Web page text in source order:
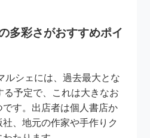
多彩さがおすすめポイ
ルシェには、過去最大とな
る予定で、これは大きなお
す。出店者は個人書店か
、地元の作家や手作りク